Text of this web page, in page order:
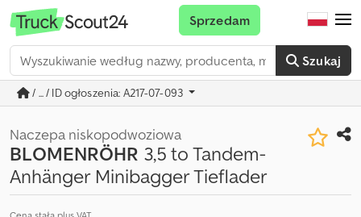
Szukaj
Sprzedam
/ ... / ID ogłoszenia: A217-07-093
Naczepa niskopodwoziowa
BLOMENRÖHR 3,5 to Tandem-
Anhänger Minibagger Tieflader